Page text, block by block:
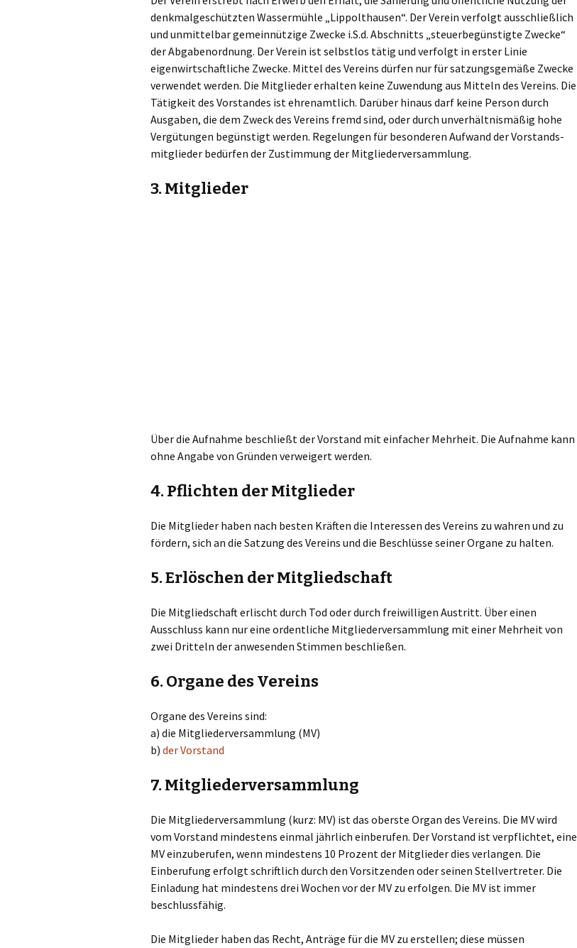
denkmalgeschützten Wassermühle „Lippolthausen“. Der Verein verfolgt ausschließlich
und unmittelbar gemeinnützige Zwecke i.S.d. Abschnitts „steuerbegünstigte Zwecke“
der Abgabenordnung. Der Verein ist selbstlos tätig und verfolgt in erster Linie
eigenwirtschaftliche Zwecke. Mittel des Vereins dürfen nur für satzungsgemäße Zwecke
verwendet werden. Die Mitglieder erhalten keine Zuwendung aus Mitteln des Vereins. Die
Tätigkeit des Vorstandes ist ehrenamtlich. Darüber hinaus darf keine Person durch
Ausgaben, die dem Zweck des Vereins fremd sind, oder durch unverhältnismäßig hohe
Vergütungen begünstigt werden. Regelungen für besonderen Aufwand der Vorstands-
mitglieder bedürfen der Zustimmung der Mitgliederversammlung.
3. Mitglieder
Über die Aufnahme beschließt der Vorstand mit einfacher Mehrheit. Die Aufnahme kann
ohne Angabe von Gründen verweigert werden.
4. Pflichten der Mitglieder
Die Mitglieder haben nach besten Kräften die Interessen des Vereins zu wahren und zu
fördern, sich an die Satzung des Vereins und die Beschlüsse seiner Organe zu halten.
5. Erlöschen der Mitgliedschaft
Die Mitgliedschaft erlischt durch Tod oder durch freiwilligen Austritt. Über einen
Ausschluss kann nur eine ordentliche Mitgliederversammlung mit einer Mehrheit von
zwei Dritteln der anwesenden Stimmen beschließen.
6. Organe des Vereins
Organe des Vereins sind:
a) die Mitgliederversammlung (MV)
b) der Vorstand
7. Mitgliederversammlung
Die Mitgliederversammlung (kurz: MV) ist das oberste Organ des Vereins. Die MV wird
vom Vorstand mindestens einmal jährlich einberufen. Der Vorstand ist verpflichtet, eine
MV einzuberufen, wenn mindestens 10 Prozent der Mitglieder dies verlangen. Die
Einberufung erfolgt schriftlich durch den Vorsitzenden oder seinen Stellvertreter. Die
Einladung hat mindestens drei Wochen vor der MV zu erfolgen. Die MV ist immer
beschlussfähig.
Die Mitglieder haben das Recht, Anträge für die MV zu erstellen; diese müssen